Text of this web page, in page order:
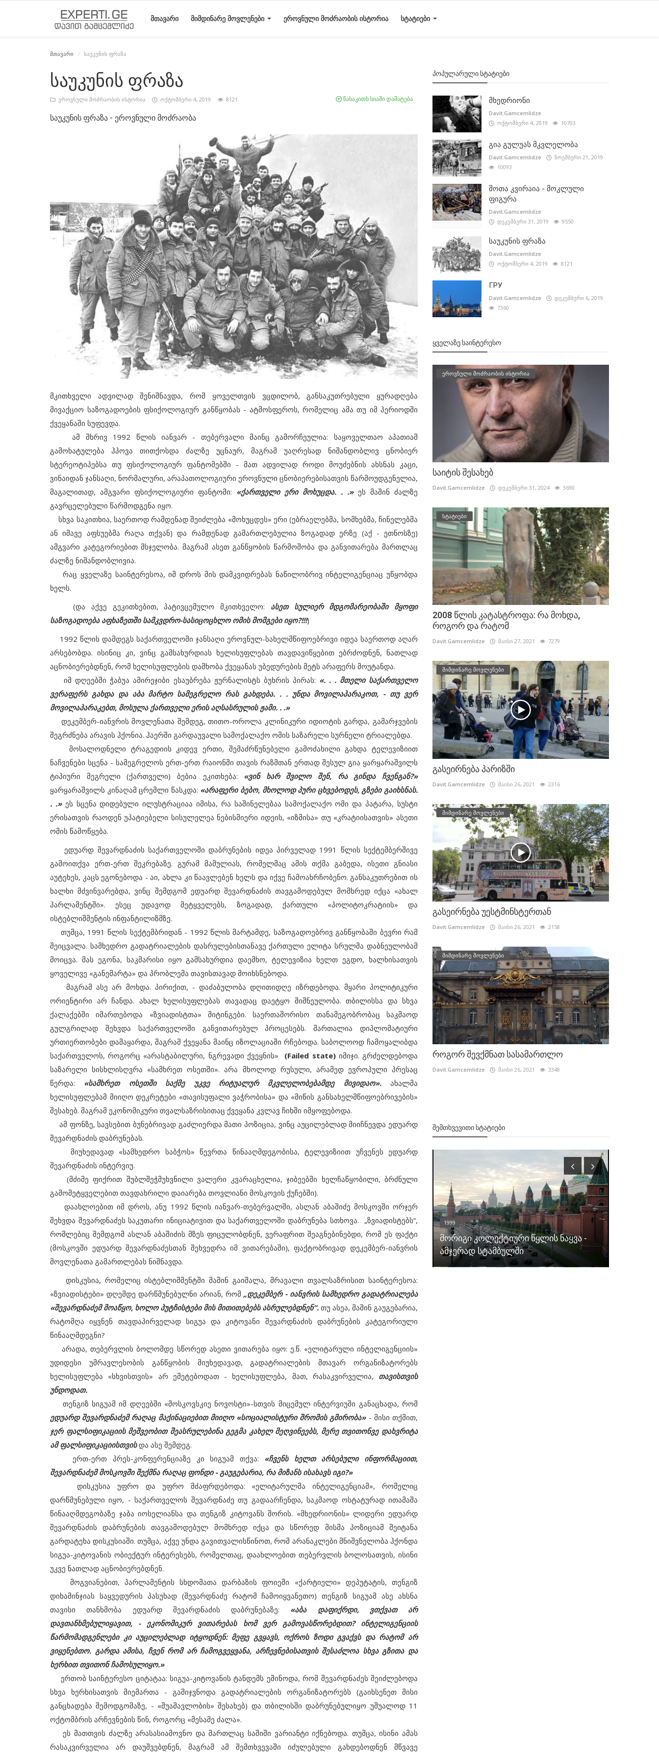
ᲛᲗᲐᲕᲐᲠᲘ ᲛᲘᲛᲓᲘᲜᲐᲠᲔ ᲛᲝᲕᲚᲔᲜᲔᲑᲘ ᲔᲠᲝᲕᲜᲣᲚᲘ ᲛᲝᲫᲠᲐᲝᲑᲘᲡ ᲘᲡᲢᲝᲠᲘᲐ ᲡᲢᲐᲢᲘᲔᲑᲘ
მთავარი საუკუნის ფრაზა
საუკუნის ფრაზა
ეროვნული მოძრაობის ისტორია ოქტომბერი 4, 2019 8121 წასაკითხ სიაში დამატება
საუკუნის ფრაზა - ეროვნული მოძრაობა
მკითხველი ადვილად შენიშნავდა, რომ ყოველთვის ვცდილობ, განსაკუთრებული ყურადღება
მივაქციო საზოგადოების ფსიქოლოგიურ განწყობას - ატმოსფეროს, რომელიც ამა თუ იმ პერიოდში
ქვეყანაში სუფევდა.
ამ მხრივ 1992 წლის იანვარ - თებერვალი მაინც გამორჩეულია: საყოველთაო აპათიამ
გამოხატულება ჰპოვა თითქოსდა ძალზე უცნაურ, მაგრამ უაღრესად ნიშანდობლივ ცნობიერ
სტერეოტიპებსა თუ ფსიქოლოგიურ ფანტომებში - მათ ადვილად როდი მოუძებნის ახსნას კაცი,
ვინაიდან ჯანსაღი, ნორმალური, არაპათოლოგიური ეროვნული ცნობიერებისათვის წარმოუდგენელია,
მაგალითად, ამგვარი ფსიქოლოგიური ფანტომი: «ქართველი ერი მოხუცდა. . .» ეს მაშინ ძალზე
გავრცელებული წარმოდგენა იყო.
სხვა საკითხია, საერთოდ რამდენად შეიძლება «მოხუცდეს» ერი (ებრაელებმა, სომხებმა, ჩინელებმა
ან იმავე აფსუებმა რაღა თქვან) და რამდენად გამართლებულია ზოგადად ერზე (აქ - ეთნოსზე)
ამგვარი კატეგორიებით მსჯელობა. მაგრამ ასეთ განწყობის წარმოშობა და განვითარება მართლაც
ძალზე ნიშანდობლივია.
რაც ყველაზე საინტერესოა, იმ დროს მის დამკვიდრებას ნაწილობრივ ინტელიგენციაც უწყობდა
ხელს.
(და აქვე გეკითხებით, პატივცემულო მკითხველო: ასეთ სულიერ მდგომარეობაში მყოფი
საზოგადოება აფხაზეთში სამკვდრო-სასიცოცხლო ომის მომგები იყო?!!!)
1992 წლის დამდეგს საქართველოში ჯანსაღი ეროვნულ-სახელმწიფოებრივი იდეა საერთოდ აღარ
არსებობდა. ისინიც კი, ვინც გამსახურდიას ხელისუფლებას თავდავიწყებით ებრძოდნენ, ნათლად
აცნობიერებდნენ, რომ ხელისუფლების დამხობა ქვეყანას უბედურების მეტს არაფერს მოუტანდა.
იმ დღეებში ჭაბუა ამირეჯიბი ესაუბრება ჟურნალისტს ბუხრის პირას: «. . . მთელი საქართველო
ვერაფერს გახდა და აბა მარტო სამეგრელო რას გახდება. . . უნდა მოვილაპარაკოთ, - თუ ვერ
მოვილაპარაკებთ, მოსულა ქართველი ერის აღსასრულის ჟამი. . .»
დეკემბერ-იანვრის მოვლენათა შემდეგ, თითო-ოროლა კლინიკური იდიოტის გარდა, გამარჯვების
შეგრძნება არავის ჰქონია. ჰაერში გარდაუვალი სამოქალაქო ომის საზარელი სურნელი ტრიალებდა.
მოსალოდნელი ტრაგედიის კიდევ ერთი, შემაძრწუნებელი გამოძახილი გახდა ტელევიზიით
ნაჩვენები სცენა - სამეგრელოს ერთ-ერთ რაიონში თავის რაზმთან ერთად შესულ გია ყარყარაშვილს
ტიპიური მეგრელი (ქართველი) ბებია ეკითხება: «ვინ ხარ შვილო შენ, რა გინდა ჩვენგან?»
ყარყარაშვილს კინაღამ ცრემლი წასკდა: «არაფერი ბებო, მხოლოდ პური ცხვებოდეს, გზები გაიხსნას.
. .»ეს სცენა დიდებული ილუსტრაციაა იმისა, რა საშინელებაა სამოქალაქო ომი და პატარა, სუსტი
ერისათვის რაოდენ უპატიებელი სისულელეა ნებისმიერი იდეის, «იზმისა» თუ «კრატიისათვის» ასეთი
ომის წამოწყება.
ედუარდ შევარდნაძის საქართველოში დაბრუნების იდეა პირველად 1991 წლის სექტემბერშივე
გამოითქვა ერთ-ერთ შეკრებაზე. გურამ მამულიას, რომელმაც ამის თქმა გაბედა, ისეთი გნიასი
აუტეხეს, კაცს ეგონებოდა - აი, ახლა კი წაავლებენ ხელს და იქვე ჩამოახრჩობენო. განსაკუთრებით ის
ხალხი მძვინვარებდა, ვინც შემდგომ ედუარდ შევარდნაძის თავგამოდებულ მომხრედ იქცა «ახალ
პარლამენტში». ესეც უდავოდ მეტყველებს, ზოგადად, ქართული «პოლიტოკრატიის» და
ისტებლიშმენტის ინფანტილიზმზე.
თუმცა, 1991 წლის სექტემბრიდან - 1992 წლის მარტამდე, საზოგადოებრივ განწყობაში ბევრი რამ
შეიცვალა. სამხედრო გადატრიალების დასრულებისთანავე ქართული ელიტა სრულმა დაბნეულობამ
მოიცვა. მას ეგონა, საკმარისი იყო გამსახურდია დაემხო, ტელევიზია ხელთ ეგდო, ხალხისათვის
ყოველივე «განემარტა» და პრობლემა თავისთავად მოიხსნებოდა.
მაგრამ ასე არ მოხდა. პირიქით, - დაძაბულობა დღითიდღე იზრდებოდა. მყარი პოლიტიკური
ორიენტირი არ ჩანდა. ახალ ხელისუფლებას თავადაც დაეტყო შიშნეულობა. თბილისსა და სხვა
ქალაქებში იმართებოდა «ზვიადისტთა» მიტინგები. საერთაშორისო თანამეგობრობაც საკმაოდ
გულგრილად შეხვდა საქართველოში განვითარებულ პროცესებს. მართალია დიპლომატიური
ურთიერთობები დამაყარდა, მაგრამ ქვეყანა მაინც იზოლაციაში რჩებოდა. საბოლოოდ ჩამოყალიბდა
საქართველოს, როგორც «არასტაბილური, ნგრევადი ქვეყნის» (Failed state)იმიჯი. გრძელდებოდა
საზარელი სისხლისღვრა «სამხრეთ ოსეთში». არა მხოლოდ რუსული, არამედ ევროპული პრესაც
წერდა: «სამხრეთ ოსეთში საქმე უკვე რიტუალურ მკვლელობებამდე მივიდაო».ახალმა
ხელისუფლებამ მიიღო დეკრეტები «თავისუფალი ვაჭრობისა» და «მიწის განსახელმწიფოებრივების»
შესახებ. მაგრამ ეკონომიკური თვალსაზრისითაც ქვეყანა კვლავ ჩიხში იმყოფებოდა.
ამ ფონზე, სავსებით ბუნებრივად გაძლიერდა მათი პოზიცია, ვინც აუცილებლად მიიჩნევდა ედუარდ
შევარდნაძის დაბრუნებას.
მიუხედავად «სამხედრო საბჭოს» წევრთა წინააღმდეგობისა, ტელევიზიით უჩვენეს ედუარდ
შევარდნაძის ინტერვიუ.
(მძიმე ფიქრით შუბლშეჭმუხვნილი ვალერი კვარაცხელია, ჯიბეებში ხელჩაწყობილი, ბრძნული
გამომეტყველებით თავდახრილი დაიარება თოვლიანი მოსკოვის ქუჩებში).
დაახლოებით იმ დროს, ანუ 1992 წლის იანვარ-თებერვალში, ასლან აბაშიძე მოსკოვში ორჯერ
შეხვდა შევარდნაძეს საკუთარი ინიციატივით და საქართველოში დაბრუნება სთხოვა. „ზვიადისტებს“,
რომლებიც შემდგომ ასლან აბაშიძის მზეს ფიცულობდნენ, ვერაფრით შეაგნებინებდი, რომ ეს ფაქტი
(მოსკოვში ედუარდ შევარდნაძესთან შეხვედრა იმ ვითარებაში), ფაქტობრივად დეკემბერ-იანვრის
მოვლენათა გამართლებას ნიშნავდა.
დისკუსია, რომელიც ისტებლიშმენტში მაშინ გაიშალა, მრავალი თვალსაზრისით საინტერესოა:
«ზვიადისტები» დღემდე დარწმუნებულნი არიან, რომ „დეკემბერ - იანვრის სამხედრო გადატრიალება
«შევარდნაძემ მოაწყო, ხოლო პუტჩისტები მის მითითებებს ასრულებდნენ“. თუ ასეა, მაშინ გაუგებარია,
რატომღა იყვნენ თავდაპირველად სიგუა და კიტოვანი შევარდნაძის დაბრუნების კატეგორიული
წინააღმდეგნი?
არადა, თებერვლის ბოლომდე სწორედ ასეთი ვითარება იყო: ე.წ. «ელიტარული ინტელიგენციის»
უდიდესი უმრავლესობის განწყობის მიუხედავად, გადატრიალების მთავარ ორგანიზატორებს
ხელისუფლება «სხვისთვის» არ ემეტებოდათ - ხელისუფლება, მათ, რასაკვირველია, თავისთვის
უნდოდათ.
თენგიზ სიგუამ იმ დღეებში «მოსკოვსკიე ნოვოსტი»-სთვის მიცემულ ინტერვიუში განაცხადა, რომ
ედუარდ შევარდნაძემ რაღაც მაქინაციებით მიიღო «სოციალისტური შრომის გმირობა»- მისი თქმით,
ჯერ ფალსიფიკაციის მეშვეობით შეასრულებინა გეგმა კახელ მეღვინეებს, მერე თვითონვე დახვრიტა
ამ ფალსიფიკაციისთვისდა ასე შემდეგ.
ერთ-ერთ პრეს-კონფერენციაზე კი სიგუამ თქვა: «ჩვენს ხელთ არსებული ინფორმაციით,
შევარდნაძემ მოსკოვში შექმნა რაღაც ფონდი - გაუგებარია, რა მიზანს ისახავს იგი?»
დისკუსია უფრო და უფრო მძაფრდებოდა: «ელიტარულმა ინტელიგენციამ», რომელიც
დარწმუნებული იყო, - საქართველოს შევარდნაძე თუ გადაარჩენდა, საკმაოდ ოსტატურად ითამაშა
წინააღმდეგობაზე ჯაბა იოსელიანსა და თენგიზ კიტოვანს შორის. «მხედრიონის» ლიდერი ედუარდ
შევარდნაძის დაბრუნების თავგამოდებულ მომხრედ იქცა და სწორედ მისმა პოზიციამ შეიტანა
გარდატეხა დისკუსიაში. თუმცა, აქვე უნდა გავითვალისწინოთ, რომ არანაკლები მნიშვნელობა ჰქონდა
სიგუა-კიტოვანის ობიექტურ ინტერესებს, რომელთაც, დაახლოებით თებერვლის ბოლოსათვის, ისინი
უკვე ნათლად აცნობიერებდნენ.
მოგვიანებით, პარლამენტის სხდომათა დარბაზის ფოიეში «ქარტიელი» დეპუტატის, თენგიზ
დიხამინჯიას საყვედურის პასუხად (შევარდნაძე რატომ ჩამოიყვანეთო) თენგიზ სიგუამ ასე ახსნა
თავისი თანხმობა ედუარდ შევარდნაძის დაბრუნებაზე: «აბა დაფიქრდი, ვთქვათ არ
დავთანხმებულიყავით, - ეკონომიკურ ვითარებას ხომ ვერ გამოვასწორებდით? ინტელიგენციის
წარმომადგენლები კი აუცილებლად იტყოდნენ: მეფე გვყავს, ოქროს ზოდი გვაქვს და რატომ არ
ვიყენებთო. გარდა ამისა, ჩვენ რომ არ ჩამოგვეყვანა, არჩევნებისათვის შესაძლოა სხვა გზითა და
ხერხით თვითონ ჩამოსულიყო.»
ერთობ საინტერესო ციტატაა: სიგუა-კიტოვანის ტანდემს ეშინოდა, რომ შევარდნაძეს შეიძლებოდა
სხვა ხერხისათვის მიემართა - გამიჯვნოდა გადატრიალების ორგანიზატორებს (გაიხსენეთ მისი
განცხადება შემოდგომაზე, - «შუამავლობის» შესახებ) და თბილისში დაბრუნებულიყო უშუალოდ 11
ოქტომბრის არჩევნების წინ, როგორც «მესამე ძალა».
ეს მათთვის ძალზე არასასიამოვნო და მართლაც საშიში ვარიანტი იქნებოდა. თუმცა, ისინი ამას
რასაკვირველია არ დაუშვებდნენ, მაგრამ ამ შემთხვევაში იძულებული გახდებოდნენ მწვავე
ᲞᲝᲞᲣᲚᲐᲠᲣᲚᲘ ᲡᲢᲐᲢᲘᲔᲑᲘ
მხედრიონი
Davit.Gamcemlidze
ოქტომბერი 4, 2019
10703
გია გულუას მკვლელობა
Davit.Gamcemlidze
ნოემბერი 21, 2019
10093
შოთა კვირაია - მოკლული
ფიგურა
Davit.Gamcemlidze
დეკემბერი 31, 2019
9550
საუკუნის ფრაზა
Davit.Gamcemlidze
ოქტომბერი 4, 2019
8121
ГРУ
Davit.Gamcemlidze
დეკემბერი 6, 2019
7360
ᲧᲕᲔᲚᲐᲖᲔ ᲡᲐᲘᲜᲢᲔᲠᲔᲡᲝ
ეროვნული მოძრაობის ისტორია
საიტის შესახებ
Davit.Gamcemlidze დეკემბერი 31, 2024 3690
სტატიები
2008 წლის კატასტროფა: რა მოხდა,
როგორ და რატომ
Davit.Gamcemlidze მაისი 27, 2021 7279
მიმდინარე მოვლენები
გასეირნება პარიზში
Davit.Gamcemlidze მაისი 26, 2021 2316
მიმდინარე მოვლენები
გასეირნება უესტმინსტერთან
Davit.Gamcemlidze მაისი 26, 2021 2158
მიმდინარე მოვლენები
როგორ შევქმნათ სასამართლო
Davit.Gamcemlidze მაისი 26, 2021 3348
ᲨᲔᲛᲗᲮᲕᲔᲕᲘᲗᲘ ᲡᲢᲐᲢᲘᲔᲑᲘ
მიმდინარე მოვლენები
ხაზარაძის, ჯაფარიძეების და სხვა
ოპოზიციონერთა დაპატიმრება
საერთაშორისო მიმოხილვა
საერთაშორისო მიმოხილვა. 19 მაისი.
2023 წელი
1999
მორიგი კოლექტიური წყლის ნაყვა -
ამჯერად სტამბულში